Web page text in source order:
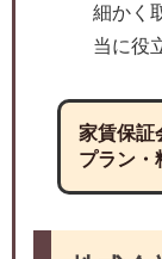
細かく
当に役
家賃保証
プラン・